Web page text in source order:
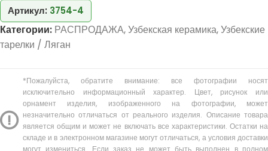
Артикул: 3754-4
Категории: РАСПРОДАЖА,Узбекская керамика,Узбекские
тарелки / Ляган
*Пожалуйста, обратите внимание: все фотографии носят
исключительно информационный характер. Цвет, рисунок или
орнамент изделия, изображенного на фотографии, может
незначительно отличаться от реального изделия. Описание товара
является общим и может не включать все характеристики. Остатки на
складе и в электронном магазине могут отличаться, а условия доставки
могут измениться. Если заказ не может быть выполнен в полном